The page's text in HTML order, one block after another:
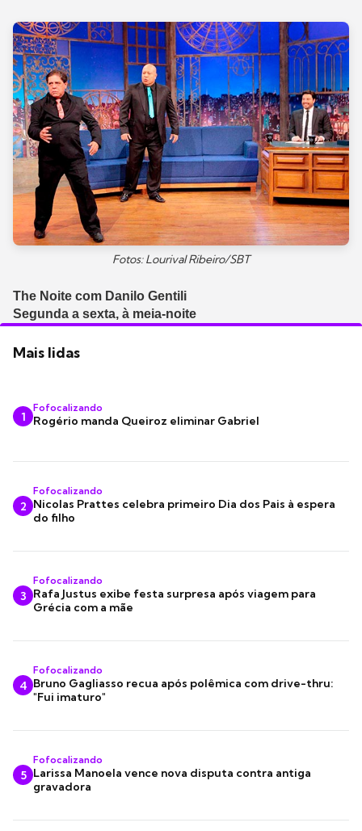
Fotos: Lourival Ribeiro/SBT
The Noite com Danilo Gentili
Segunda a sexta, à meia-noite
Mais lidas
1
Fofocalizando
Rogério manda Queiroz eliminar Gabriel
2
Fofocalizando
Nicolas Prattes celebra primeiro Dia dos Pais à espera
do filho
3
Fofocalizando
Rafa Justus exibe festa surpresa após viagem para
Grécia com a mãe
4
Fofocalizando
Bruno Gagliasso recua após polêmica com drive-thru:
"Fui imaturo"
5
Fofocalizando
Larissa Manoela vence nova disputa contra antiga
gravadora